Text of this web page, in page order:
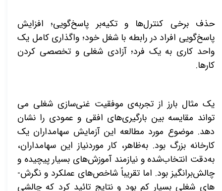
حذف برخی کنترل­‌ها و تکیه‌بر پاسخ‌گویی؛ افزایش
پاسخ‌گویی افراد در رابطه با شغل خود؛ واگذاری کامل یک
واحد کاری به یک فرد؛ آزادی شغلی و تخصصی کردن
کارها.
یک مثال بارز از تجربه‌­ی موفقیت غنی‌سازی شغلی می­‌
تواند مقایسه بین بارگیری‌های افقی و عمودی را نشان
دهد. موضوع مورد مطالعه این آزمایش سهامداران یک
کارخانه بزرگ بود. به‌ظاهر، کار موردنیاز این سهامداران،
به‌دقت انتخاب‌شده و نیازمند آموزش‌­های بسیار پیچیده و
چالش‌برانگیز بود. اما تقریباً شاخص‌­های عملکرد و نگرش‌­
های شغلی بسیار کم بود و نتایج تائید کرد که چالشی